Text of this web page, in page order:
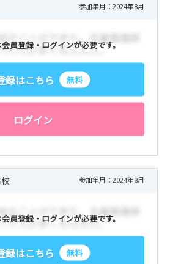
参加年月：2024年8月
員登録・ログインが必要です。
録はこちら 無料
ログイン
参加年月：2024年8月
員登録・ログインが必要です。
録はこちら 無料